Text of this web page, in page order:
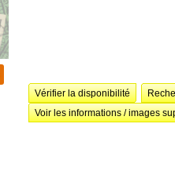
Vérifier la disponibilité
Voir les informations / images